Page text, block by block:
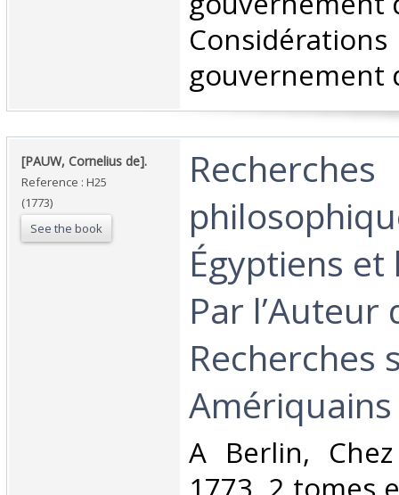
gouvernement
‎[PAUW, Cornelius de].‎
Reference : H25
(1773)
See the book
‎Recherches
Égyptiens et
Par l’Auteur
Recherches
‎A Berlin,